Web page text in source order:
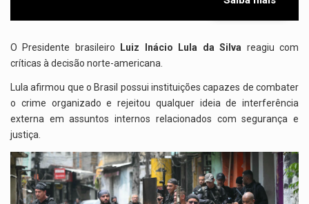
O Presidente brasileiro Luiz Inácio Lula da Silva reagiu com
críticas à decisão norte-americana.
Lula afirmou que o Brasil possui instituições capazes de combater
o crime organizado e rejeitou qualquer ideia de interferência
externa em assuntos internos relacionados com segurança e
justiça.